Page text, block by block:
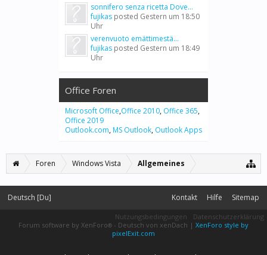
sonnifero senza ricetta Dove...
fujikas posted Gestern um 18:50
Uhr
verenvuoto emättimestä...
fujikas posted Gestern um 18:49
Uhr
Office Foren
Microsoft Office,Office 2010, Office 365,
Office 2019
Outlook.com, MS Outlook, Outlook Apps
Foren Windows Vista Allgemeines
Deutsch [Du] Kontakt Hilfe Sitemap
Nutzungsbedingungen
Datenschutzerklärung
Forum software by XenForo® - Deutsch von xenDach | XenForo style by
pixelExit.com